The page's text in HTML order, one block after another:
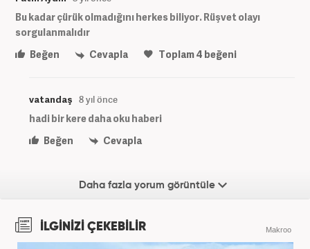
Bu kadar çürük olmadığını herkes biliyor. Rüşvet olayı
sorgulanmalıdır
Beğen
Cevapla Toplam4 beğeni
vatandaş 8 yıl önce
hadi bir kere daha oku haberi
Beğen
Cevapla
Daha fazla yorum görüntüle
İLGİNİZİ ÇEKEBİLİR Makroo